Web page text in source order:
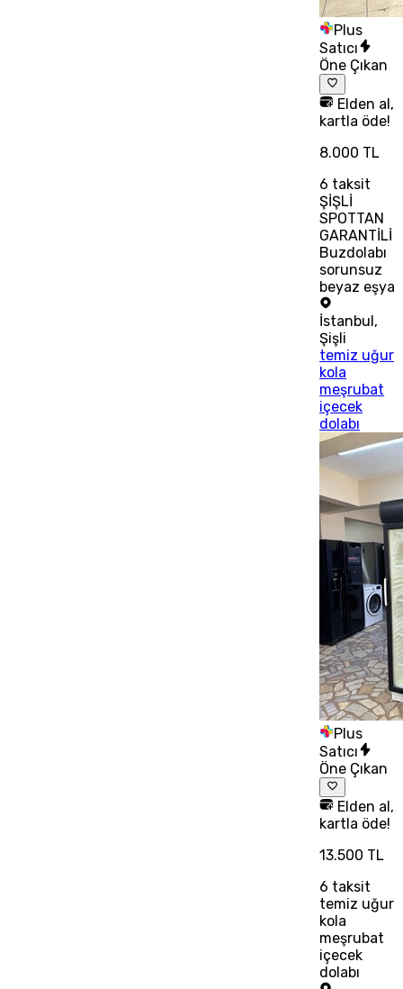
Plus
Satıcı
Öne Çıkan
Elden al,
kartla öde!
8.000 TL
6 taksit
ŞİŞLİ
SPOTTAN
GARANTİLİ
Buzdolabı
sorunsuz
beyaz eşya
İstanbul,
Şişli
temiz uğur
kola
meşrubat
içecek
dolabı
Plus
Satıcı
Öne Çıkan
Elden al,
kartla öde!
13.500 TL
6 taksit
temiz uğur
kola
meşrubat
içecek
dolabı